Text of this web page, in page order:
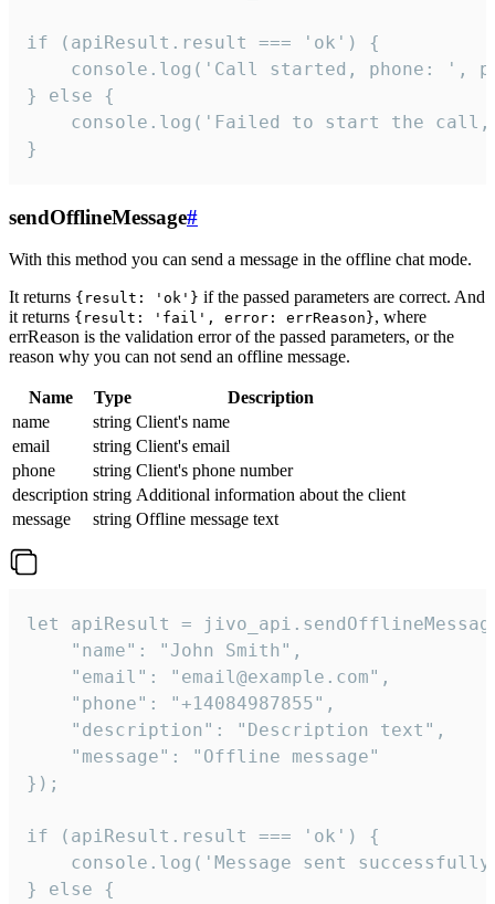
if (apiResult.result === 'ok') {
console.log('Call started, phone: ',
} else {
console.log('Failed to start the
}
sendOfflineMessage#
With this method you can send a message in the offline chat mode.
It returns {result: 'ok'} if the passed parameters are correct. And
it returns {result: 'fail', error: errReason}, where
errReason is the validation error of the passed parameters, or the
reason why you can not send an offline message.
Name Type
Description
name
string Client's name
email
string Client's email
phone
string Client's phone number
description string Additional information about the client
message
string Offline message text
let apiResult =
    "name": "John Smith",
    "email": "email@example.com",
    "phone": "+14084987855",
    "description": "Description text",
    "message": "Offline message"
});
if (apiResult.result === 'ok') {
console.log('Message sent
} else {